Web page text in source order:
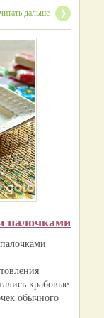
читать дальше
палочками
крабовые
обычного